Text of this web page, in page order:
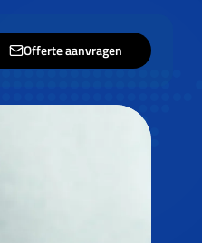
Offerte aanvragen